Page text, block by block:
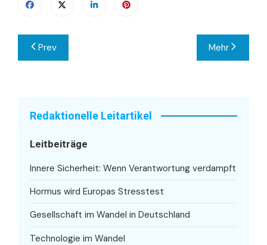
Beitragsnavigation
Prev Mehr
Redaktionelle Leitartikel
Leitbeiträge
Innere Sicherheit: Wenn Verantwortung verdampft
Hormus wird Europas Stresstest
Gesellschaft im Wandel in Deutschland
Technologie im Wandel